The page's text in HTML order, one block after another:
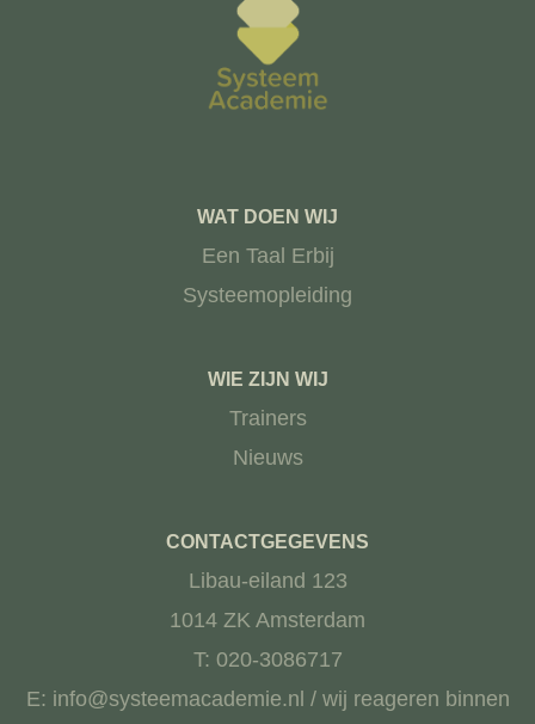
WAT DOEN WIJ
Een Taal Erbij
Systeemopleiding
WIE ZIJN WIJ
Trainers
Nieuws
CONTACTGEGEVENS
Libau-eiland 123
1014 ZK Amsterdam
T: 020-3086717
E: info@systeemacademie.nl / wij reageren binnen